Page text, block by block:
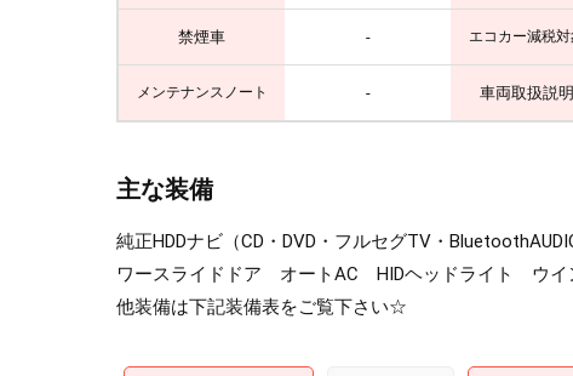
禁煙車 - エコカー減税
メンテナンスノート - 車両取扱説
主な装備
純正HDDナビ（CD・DVD・フルセグTV・
ワースライドドア オートAC HIDヘッドライト ウイ
他装備は下記装備表をご覧下さい☆